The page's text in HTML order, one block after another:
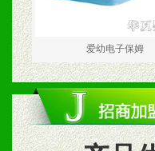
爱幼电子保姆